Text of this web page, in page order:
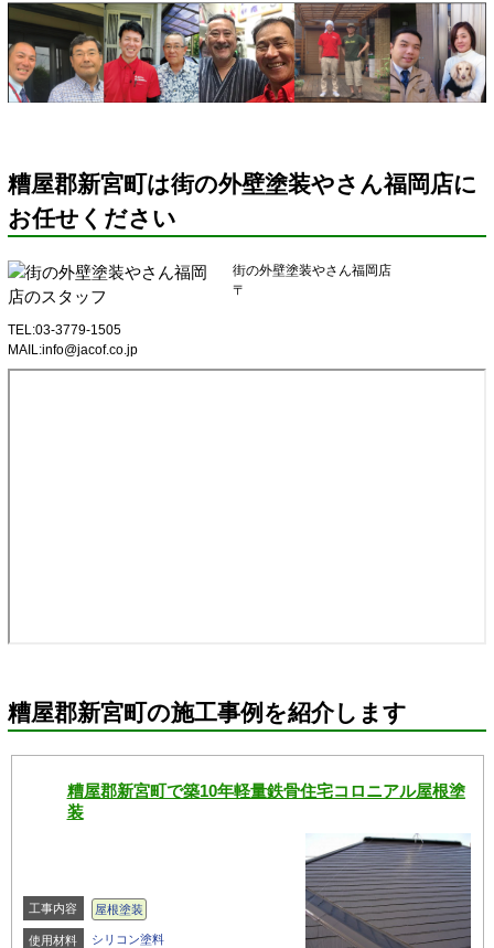
糟屋郡新宮町は街の外壁塗装やさん福岡店に
お任せください
街の外壁塗装やさん福岡店
〒
TEL:03-3779-1505
MAIL:info@jacof.co.jp
糟屋郡新宮町の施工事例を紹介します
糟屋郡新宮町で築10年軽量鉄骨住宅コロニアル屋根塗
装
工事内容 屋根塗装
使用材料 シリコン塗料